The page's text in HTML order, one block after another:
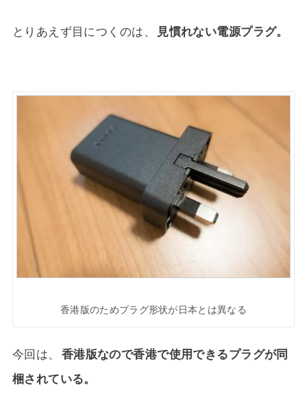
とりあえず目につくのは、 見慣れない電源プラグ。
香港版のためプラグ形状が日本とは異なる
今回は、
香港版なので香港で使用できるプラグが同
梱されている。